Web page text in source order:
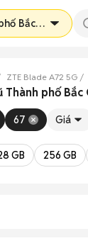
Bắc Giang
ZTE Blade A72 5G
phố Bắc
67 Giá
GB 256 GB